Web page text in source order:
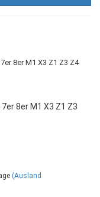
8er M1 X3 Z1 Z3
(Ausland